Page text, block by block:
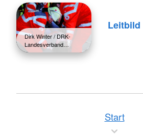
Dirk Winter / DRK-
Landesverband…
Leitbild
Start